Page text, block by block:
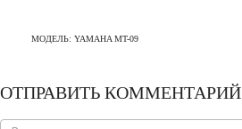
МОДЕЛЬ: YAMAHA MT-09
ОТПРАВИТЬ КОММЕНТАРИЙ